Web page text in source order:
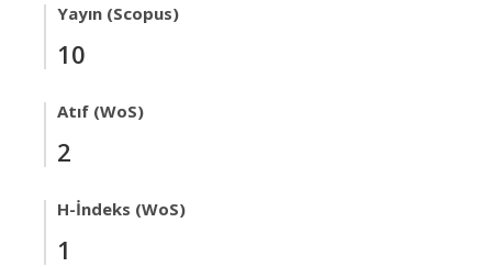
Yayın (Scopus)
10
Atıf (WoS)
2
H-İndeks (WoS)
1